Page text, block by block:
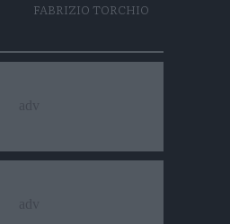
FABRIZIO TORCHIO